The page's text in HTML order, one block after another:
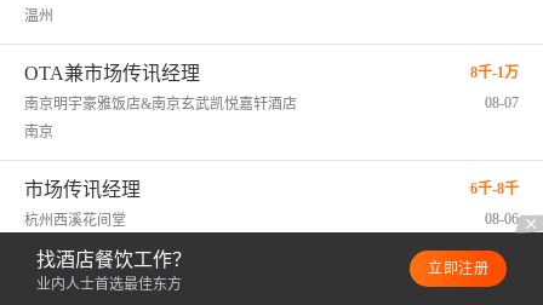
温州
OTA兼市场传讯经理
8千-1万
南京明宇豪雅饭店&南京玄武凯悦嘉轩酒店
08-07
南京
市场传讯经理
6千-8千
杭州西溪花间堂
08-06
杭州
找酒店餐饮工作？
业内人士首选最佳东方
立即注册